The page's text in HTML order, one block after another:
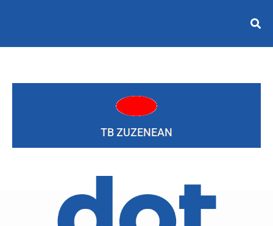
TB ZUZENEAN